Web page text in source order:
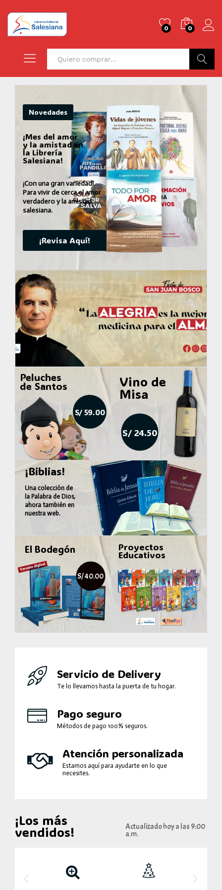
0 0
Novedades
¡Mes del amor
y la amistad en
la Librería
Salesiana!
¡Con una gran variedad!
Para vivir de cerca el amor
verdadero y la amistad
salesiana.
¡Revisa Aquí!
Peluches
de Santos
S/ 59.00
Vino de
Misa
S/ 24.50
¡Biblias!
Una colección de
la Palabra de Dios,
ahora también en
nuestra web.
El Bodegón
S/ 40.00
Proyectos
Educativos
Servicio de Delivery
Te lo llevamos hasta la puerta de tu hogar.
Pago seguro
Métodos de pago 100% seguros.
Atención personalizada
Estamos aquí para ayudarte en lo que
necesites.
¡Los más
vendidos! Actualizado hoy a las 9:00
a.m.